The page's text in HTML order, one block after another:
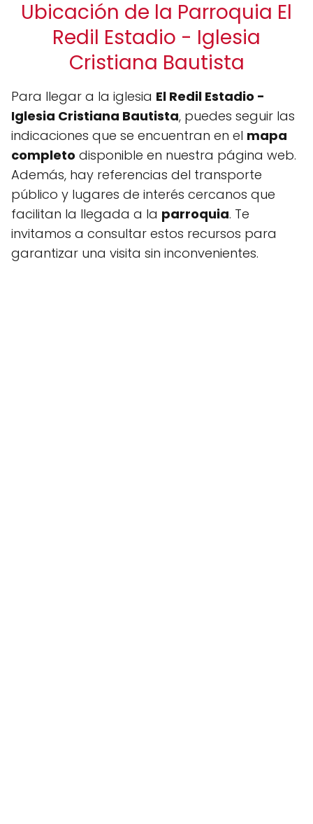
Ubicación de la Parroquia El
Redil Estadio - Iglesia
Cristiana Bautista
Para llegar a la iglesia El Redil Estadio -
Iglesia Cristiana Bautista, puedes seguir las
indicaciones que se encuentran en el mapa
completo disponible en nuestra página web.
Además, hay referencias del transporte
público y lugares de interés cercanos que
facilitan la llegada a la parroquia. Te
invitamos a consultar estos recursos para
garantizar una visita sin inconvenientes.